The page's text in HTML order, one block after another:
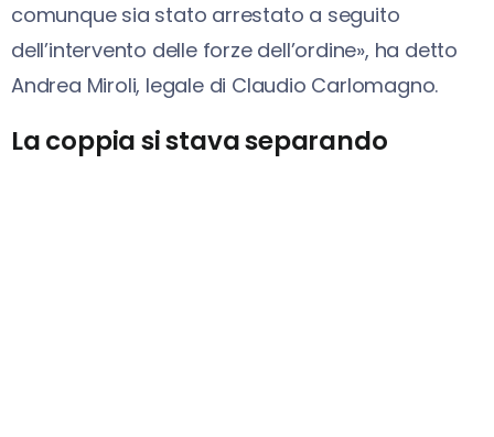
comunque sia stato arrestato a seguito
dell’intervento delle forze dell’ordine», ha detto
Andrea Miroli, legale di Claudio Carlomagno.
La coppia si stava separando